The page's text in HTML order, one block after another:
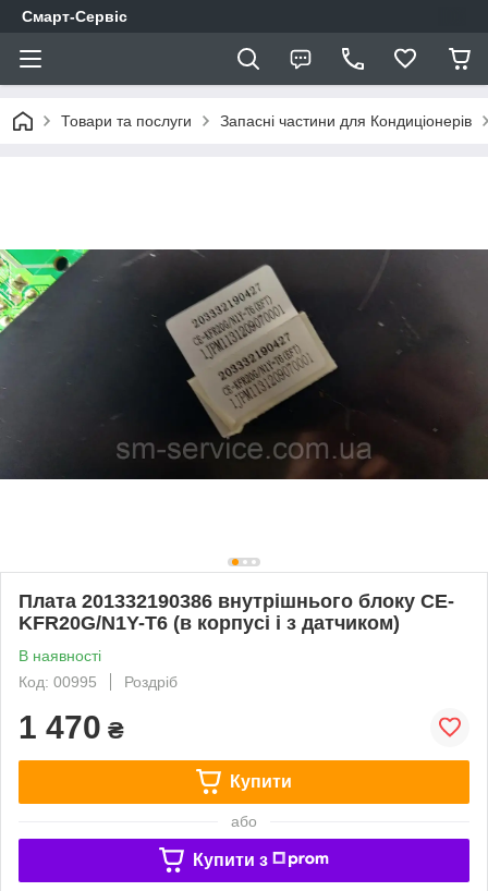
Смарт-Сервіс
Товари та послуги Запасні частини для Кондиціонерів
Плата 201332190386 внутрішнього блоку CE-
KFR20G/N1Y-T6 (в корпусі і з датчиком)
В наявності
Код: 00995
Роздріб
1 470 ₴
Купити
або
Купити з